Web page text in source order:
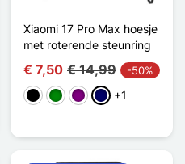
Xiaomi 17 Pro Max hoesje
met roterende steunring
€ 7,50 € 14,99 -50%
ZwartGroenPurperMarine Blauw
+1